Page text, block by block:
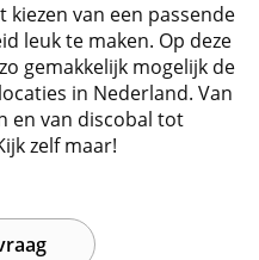
kiezen van een passende
leuk te maken. Op deze
gemakkelijk mogelijk de
in Nederland. Van
en van discobal tot
zelf maar!